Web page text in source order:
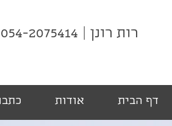
רות רונן | 054-2075414
דף הבית אודות